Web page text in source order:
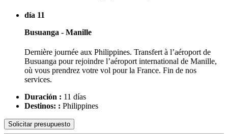
día 11
Busuanga - Manille
Dernière journée aux Philippines. Transfert à l’aéroport de
Busuanga pour rejoindre l’aéroport international de Manille,
où vous prendrez votre vol pour la France. Fin de nos
services.
Duración : 11 días
Destinos: : Philippines
Solicitar presupuesto